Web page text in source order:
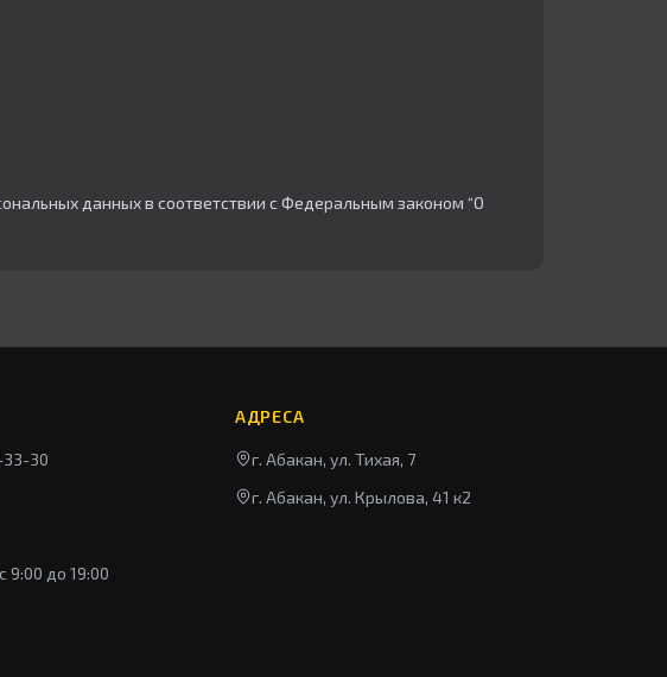
данных в соответствии с Федеральным законом “О
33-30
9:00 до 19:00
АДРЕСА
г. Абакан, ул. Тихая, 7
г. Абакан, ул. Крылова, 41 к2